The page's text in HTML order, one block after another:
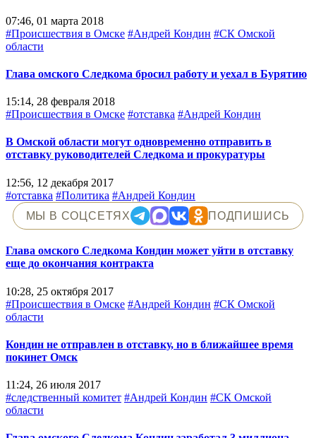
07:46, 01 марта 2018
#Происшествия в Омске #Андрей Кондин #СК Омской
области
Глава омского Следкома бросил работу и уехал в Бурятию
15:14, 28 февраля 2018
#Происшествия в Омске #отставка #Андрей Кондин
В Омской области могут одновременно отправить в
отставку руководителей Следкома и прокуратуры
12:56, 12 декабря 2017
#отставка #Политика #Андрей Кондин
МЫ В СОЦСЕТЯХ
ПОДПИШИСЬ
Глава омского Следкома Кондин может уйти в отставку
еще до окончания контракта
10:28, 25 октября 2017
#Происшествия в Омске #Андрей Кондин #СК Омской
области
Кондин не отправлен в отставку, но в ближайшее время
покинет Омск
11:24, 26 июля 2017
#следственный комитет #Андрей Кондин #СК Омской
области